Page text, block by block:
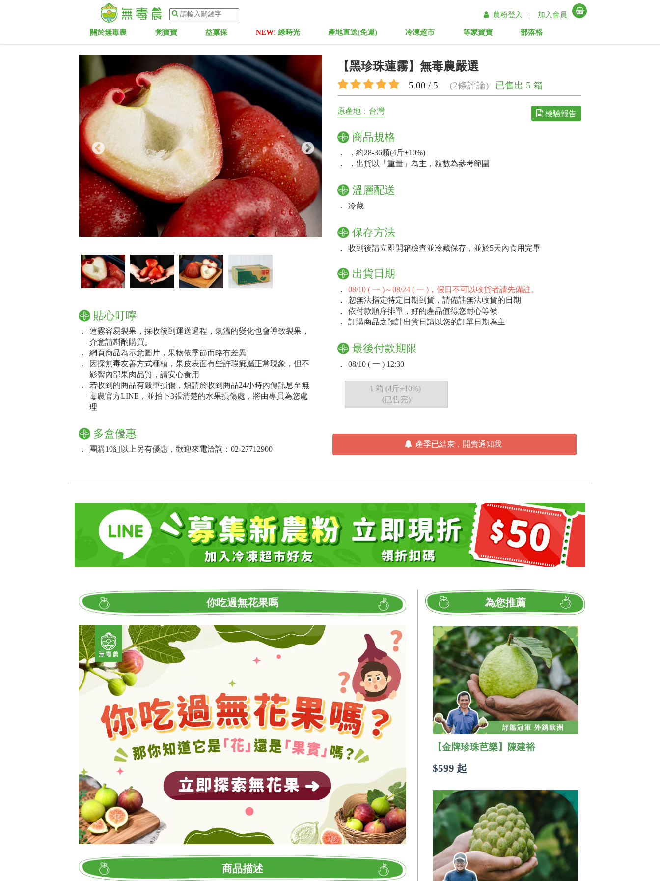
農粉登入 | 加入會員
關於無毒農 粥寶寶 益菓保 NEW! 綠時光 產地直送(免運) 冷凍超市 等家寶寶 部落格
貼心叮嚀
．
蓮霧容易裂果，採收後到運送過程，氣溫的變化也會導致裂果，
介意請斟酌購買。
．
網頁商品為示意圖片，果物依季節而略有差異
．
因採無毒友善方式種植，果皮表面有些許瑕疵屬正常現象，但不
影響內部果肉品質，請安心食用
．
若收到的商品有嚴重損傷，煩請於收到商品24小時內傳訊息至無
毒農官方LINE，並拍下3張清楚的水果損傷處，將由專員為您處
理
多盒優惠
． 團購10組以上另有優惠，歡迎來電洽詢：02-27712900
【黑珍珠蓮霧】無毒農嚴選
5.00 / 5 (2條評論) 已售出 5 箱
原產地：台灣 檢驗報告
商品規格
．
．約28-36顆(4斤±10%)
．
．出貨以「重量」為主，粒數為參考範圍
溫層配送
． 冷藏
保存方法
． 收到後請立即開箱檢查並冷藏保存，並於5天內食用完畢
出貨日期
．
08/10 ( 一 )～08/24 ( 一 )，假日不可以收貨者請先備註。
．
恕無法指定特定日期到貨，請備註無法收貨的日期
．
依付款順序排單，好的產品值得您耐心等候
．
訂購商品之預計出貨日請以您的訂單日期為主
最後付款期限
． 08/10 ( 一 ) 12:30
1 箱 (4斤±10%)
(已售完)
產季已結束，開賣通知我
你吃過無花果嗎
商品描述
為您推薦
【金牌珍珠芭樂】陳建裕
$599 起